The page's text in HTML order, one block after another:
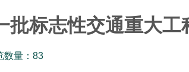
批标志性交通重大工
数量： 83